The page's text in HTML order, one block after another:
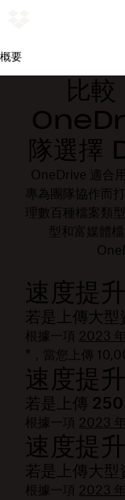
概要
比
隊選擇
OneDrive 適合
專為團隊協作而
理數百種檔案類
型和富媒體
速度提
若是上傳大型
根據一項 2023
*，當您上傳
速度提
若是上傳
根據一項 2023
速度提
若是上傳大型
根據一項 2023